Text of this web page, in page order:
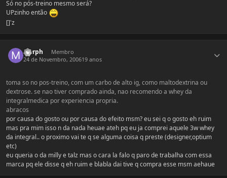
Só no pós-treino mesmo será?
UPzinho então
[]'z
Morph
Membro
24 de Novembro, 200619 anos
toma so no pos-treino, com um carbo de alto ig, como maltodextrina ou
dextrose. se nao tiver comprado ainda, nao recomendo a whey da
integralmedica por experiencia propria.
abracos
por causa do gosto ou por causa do efeito msm? eu sei q o gosto eh ruim
mas pra mim isso n da nada heuae ateh pq eu ja comprei aquele 3w whey
da integral.. o proximo vai te q se alguma coisa q preste (designer,optium
etc)
eu queria o da milly e talz mas o cara la falo q paro de trabalha com essa
marca pq ele disse q eh ruim e blabla dai tive q compra esse msm aehaue